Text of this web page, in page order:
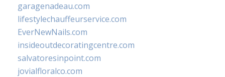
garagenadeau.com
lifestylechauffeurservice.com
EverNewNails.com
insideoutdecoratingcentre.com
salvatoresinpoint.com
jovialfloralco.com